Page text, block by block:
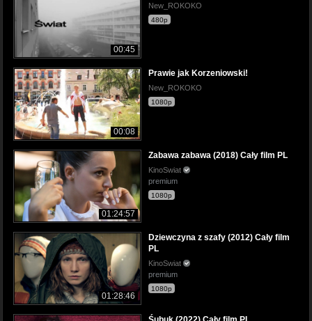
00:45
New_ROKOKO
480p
00:08
Prawie jak Korzeniowski!
New_ROKOKO
1080p
01:24:57
Zabawa zabawa (2018) Cały film PL
KinoSwiat
premium
1080p
01:28:46
Dziewczyna z szafy (2012) Cały film
PL
KinoSwiat
premium
1080p